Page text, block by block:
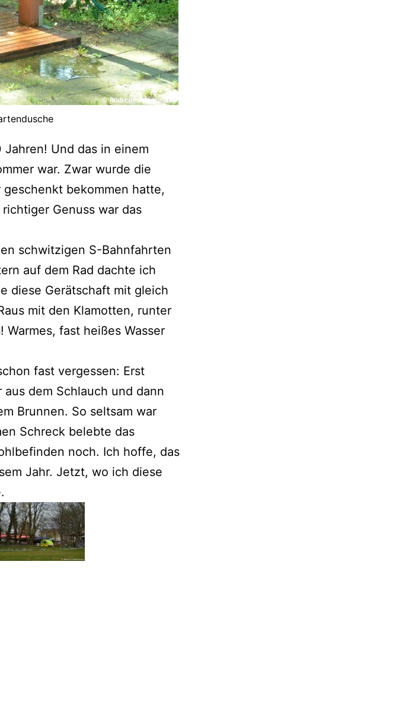
Und das in einem
war. Zwar wurde die
bekommen hatte,
Genuss war das
schwitzigen S-Bahnfahrten
auf dem Rad dachte ich
diese Gerätschaft mit gleich
mit den Klamotten, runter
fast heißes Wasser
fast vergessen: Erst
dem Schlauch und dann
Brunnen. So seltsam war
Schreck belebte das
noch. Ich hoffe, das
Jahr. Jetzt, wo ich diese